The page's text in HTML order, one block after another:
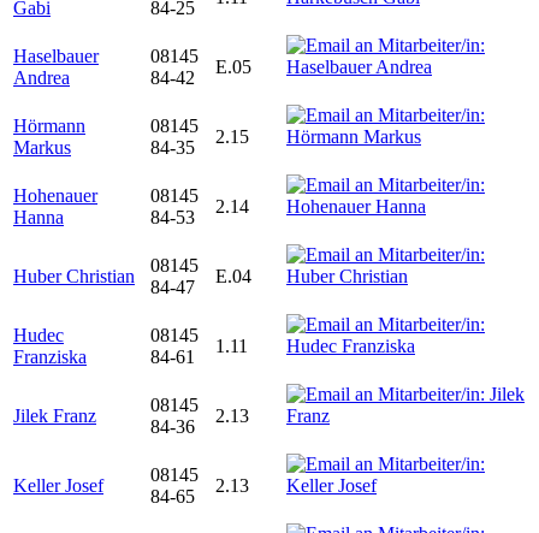
Gabi
84-25
Haselbauer
Andrea
08145
84-42
E.05
Hörmann
Markus
08145
84-35
2.15
Hohenauer
Hanna
08145
84-53
2.14
Huber Christian
08145
84-47
E.04
Hudec
Franziska
08145
84-61
1.11
Jilek Franz
08145
84-36
2.13
Keller Josef
08145
84-65
2.13